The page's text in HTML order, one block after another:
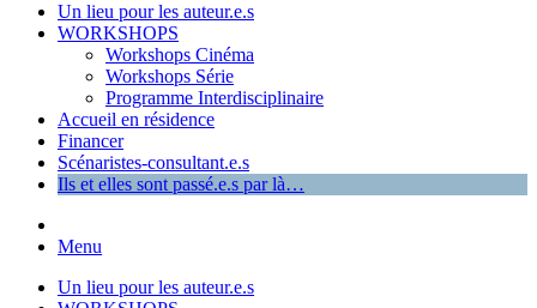
Un lieu pour les auteur.e.s
WORKSHOPS
Workshops Cinéma
Workshops Série
Programme Interdisciplinaire
Accueil en résidence
Financer
Scénaristes-consultant.e.s
Ils et elles sont passé.e.s par là…
Menu
Un lieu pour les auteur.e.s